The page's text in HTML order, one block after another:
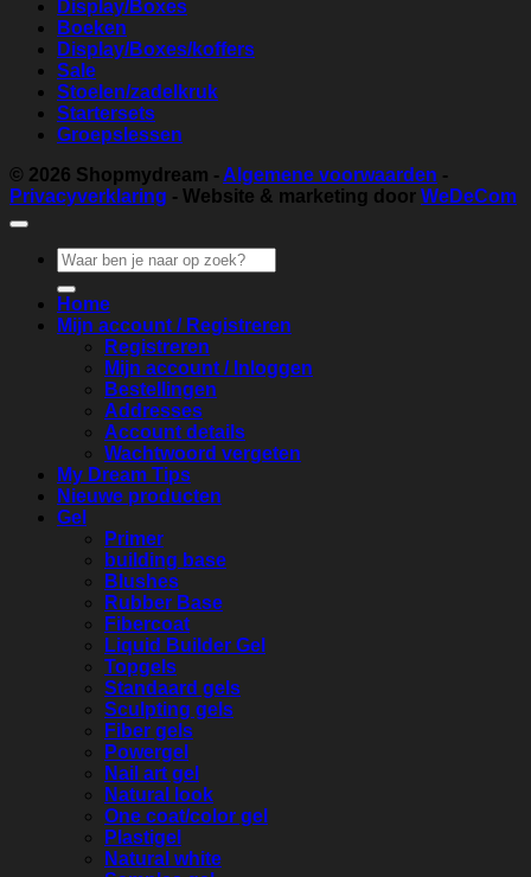
Display/Boxes
Boeken
Display/Boxes/koffers
Sale
Stoelen/zadelkruk
Startersets
Groepslessen
© 2026 Shopmydream - Algemene voorwaarden -
Privacyverklaring - Website & marketing door WeDeCom
Zoeken
naar:
Home
Mijn account / Registreren
Registreren
Mijn account / Inloggen
Bestellingen
Addresses
Account details
Wachtwoord vergeten
My Dream Tips
Nieuwe producten
Gel
Primer
building base
Blushes
Rubber Base
Fibercoat
Liquid Builder Gel
Topgels
Standaard gels
Sculpting gels
Fiber gels
Powergel
Nail art gel
Natural look
One coat/color gel
Plastigel
Natural white